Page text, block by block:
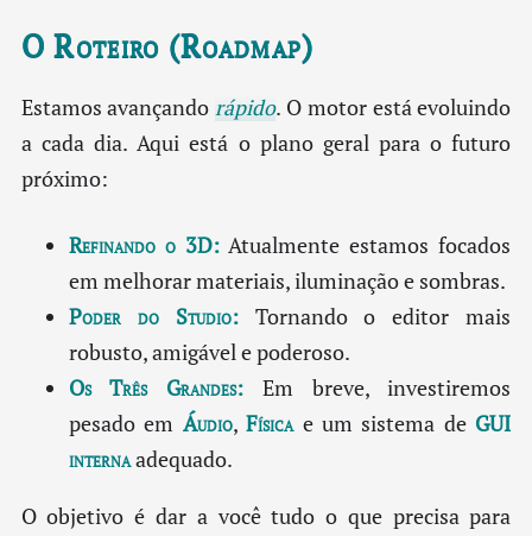
O Roteiro (Roadmap)
Estamos avançandorápido. O motor está evoluindo
a cada dia. Aqui está o plano geral para o futuro
próximo:
Refinando o 3D:Atualmente estamos focados
em melhorar materiais, iluminação e sombras.
Poder do Studio:Tornando o editor mais
robusto, amigável e poderoso.
Os Três Grandes: Em breve, investiremos
pesado em Áudio,Físicae um sistema de GUI
internaadequado.
O objetivo é dar a você tudo o que precisa para